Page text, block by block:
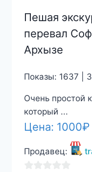
Пешая
перевал
Архызе
Показы: 1637 |
Очень простой
который ...
Цена: 1000₽
Продавец: